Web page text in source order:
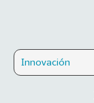
Innovación